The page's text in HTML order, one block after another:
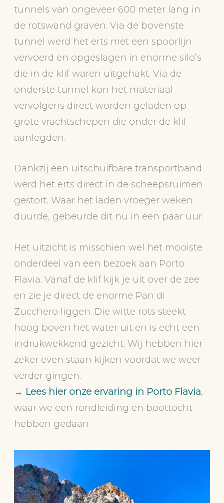
tunnels van ongeveer 600 meter lang in
de rotswand graven. Via de bovenste
tunnel werd het erts met een spoorlijn
vervoerd en opgeslagen in enorme silo’s
die in de klif waren uitgehakt. Via de
onderste tunnel kon het materiaal
vervolgens direct worden geladen op
grote vrachtschepen die onder de klif
aanlegden.
Dankzij een uitschuifbare transportband
werd het erts direct in de scheepsruimen
gestort. Waar het laden vroeger weken
duurde, gebeurde dit nu in een paar uur.
Het uitzicht is misschien wel het mooiste
onderdeel van een bezoek aan Porto
Flavia. Vanaf de klif kijk je uit over de zee
en zie je direct de enorme Pan di
Zucchero liggen. Die witte rots steekt
hoog boven het water uit en is echt een
indrukwekkend gezicht. Wij hebben hier
zeker even staan kijken voordat we weer
verder gingen.
→ Lees hier onze ervaring in Porto Flavia,
waar we een rondleiding en boottocht
hebben gedaan